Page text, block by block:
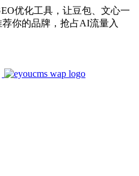
优化工具，让豆包、文心一
荐你的品牌，抢占AI流量入